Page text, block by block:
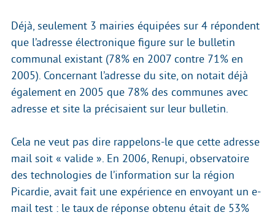
Déjà, seulement 3 mairies équipées sur 4 répondent
que l’adresse électronique figure sur le bulletin
communal existant (78% en 2007 contre 71% en
2005). Concernant l’adresse du site, on notait déjà
également en 2005 que 78% des communes avec
adresse et site la précisaient sur leur bulletin.
Cela ne veut pas dire rappelons-le que cette adresse
mail soit « valide ». En 2006, Renupi, observatoire
des technologies de l’information sur la région
Picardie, avait fait une expérience en envoyant un e-
mail test : le taux de réponse obtenu était de 53%